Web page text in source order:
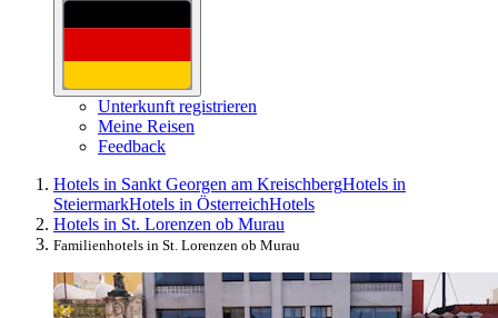
Unterkunft registrieren
Meine Reisen
Feedback
Hotels in Sankt Georgen am KreischbergHotels in
SteiermarkHotels in ÖsterreichHotels
Hotels in St. Lorenzen ob Murau
Familienhotels in St. Lorenzen ob Murau